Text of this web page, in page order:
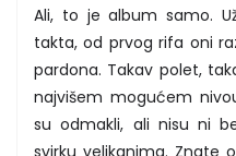
Ali, to je album samo.
takta, od prvog rifa oni
pardona. Takav polet,
najvišem mogućem
su odmakli, ali nisu ni
svirku velikanima. Znate